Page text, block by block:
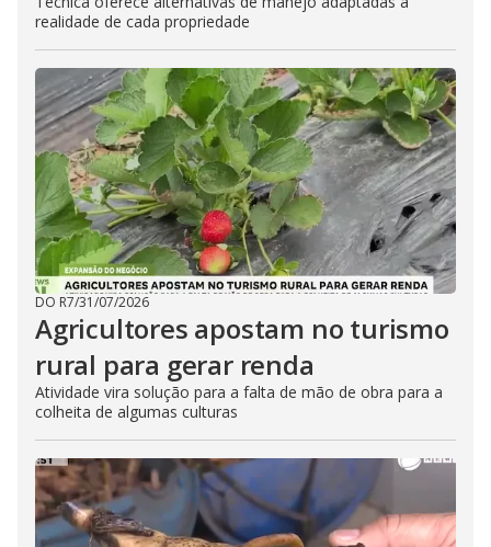
realidade de cada propriedade
DO R7/31/07/2026
Agricultores apostam no turismo
rural para gerar renda
Atividade vira solução para a falta de mão de obra para a
colheita de algumas culturas